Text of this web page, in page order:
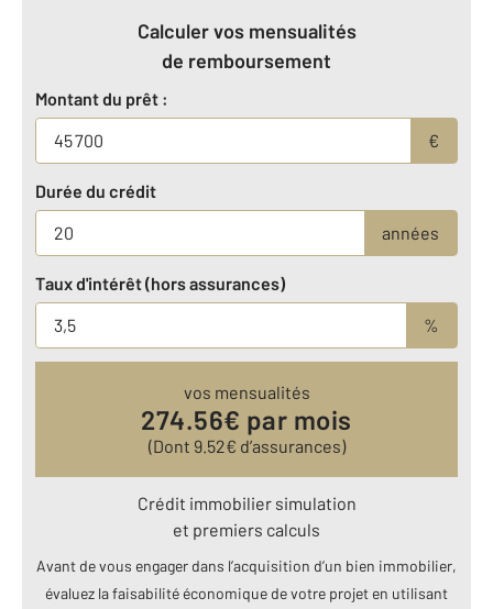
Calculer vos mensualités
de remboursement
Montant du prêt :
€
Durée du crédit
années
Taux d'intérêt (hors assurances)
%
vos mensualités
274.56€ par mois
(Dont 9.52€ d’assurances)
Crédit immobilier simulation
et premiers calculs
Avant de vous engager dans l’acquisition d’un bien immobilier,
évaluez la faisabilité économique de votre projet en utilisant